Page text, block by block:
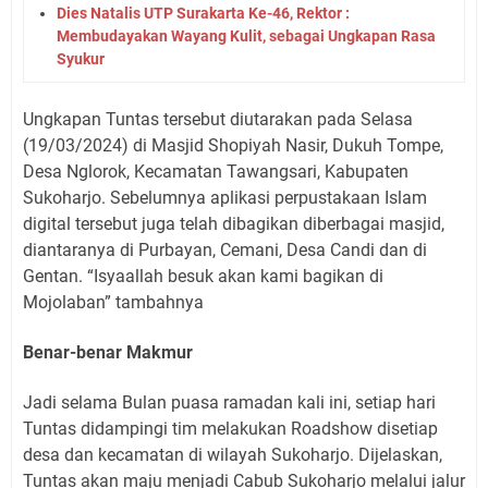
Dies Natalis UTP Surakarta Ke-46, Rektor :
Membudayakan Wayang Kulit, sebagai Ungkapan Rasa
Syukur
Ungkapan Tuntas tersebut diutarakan pada Selasa
(19/03/2024) di Masjid Shopiyah Nasir, Dukuh Tompe,
Desa Nglorok, Kecamatan Tawangsari, Kabupaten
Sukoharjo. Sebelumnya aplikasi perpustakaan Islam
digital tersebut juga telah dibagikan diberbagai masjid,
diantaranya di Purbayan, Cemani, Desa Candi dan di
Gentan. “Isyaallah besuk akan kami bagikan di
Mojolaban” tambahnya
Benar-benar Makmur
Jadi selama Bulan puasa ramadan kali ini, setiap hari
Tuntas didampingi tim melakukan Roadshow disetiap
desa dan kecamatan di wilayah Sukoharjo. Dijelaskan,
Tuntas akan maju menjadi Cabub Sukoharjo melalui jalur